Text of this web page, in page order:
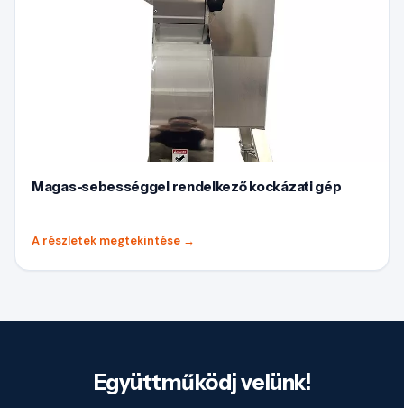
Magas-sebességgel rendelkező kockázati gép
A részletek megtekintése →
Együttműködj velünk!